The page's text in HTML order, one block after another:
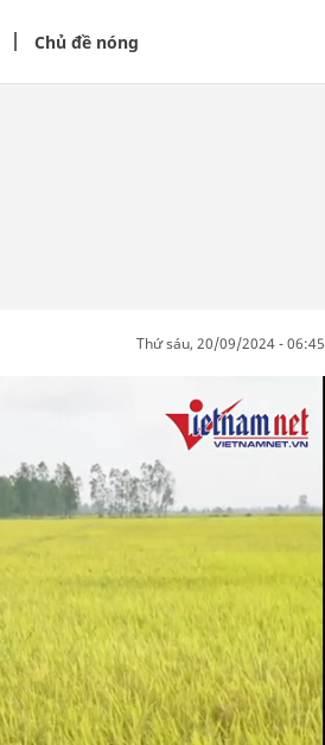
Chủ đề nóng
thứ sáu, 20/09/2024 - 06:45